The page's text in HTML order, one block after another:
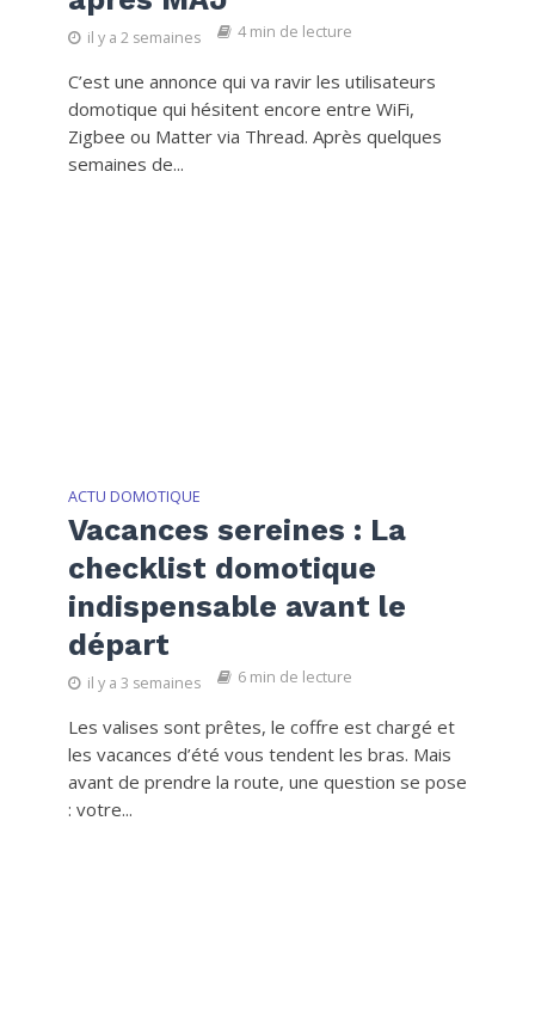
il y a 2 semaines 4 min de lecture
C’est une annonce qui va ravir les utilisateurs
domotique qui hésitent encore entre WiFi,
Zigbee ou Matter via Thread. Après quelques
semaines de...
ACTU DOMOTIQUE
Vacances sereines : La
checklist domotique
indispensable avant le
départ
il y a 3 semaines 6 min de lecture
Les valises sont prêtes, le coffre est chargé et
les vacances d’été vous tendent les bras. Mais
avant de prendre la route, une question se pose
: votre...